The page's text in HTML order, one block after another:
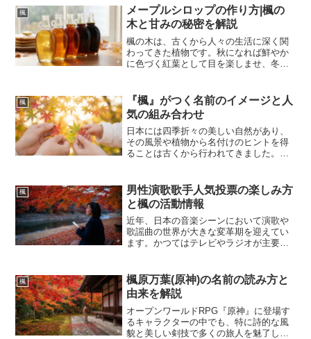
楓
メープルシロップの作り方|楓の
木と甘みの秘密を解説
楓の木は、古くから人々の生活に深く関
わってきた植物です。秋になれば鮮やか
に色づく紅葉として目を楽しませ、冬か
の樹液を丁寧に煮詰めることで作られる
のが、黄金色に輝くメープ...
楓
『楓』がつく名前のイメージと人
気の組み合わせ
日本には四季折々の美しい自然があり、
その風景や植物から名付けのヒントを得
ることは古くから行われてきました。中
やすいことから、時代を問わず多くの親
御さんに支持されています...
楓
男性演歌歌手人気投票の楽しみ方
と楓の活動情報
近年、日本の音楽シーンにおいて演歌や
歌謡曲の世界が大きな変革期を迎えてい
ます。かつてはテレビやラジオが主要な
劇的に変化しました。その中で特に注目
を集めているのが、ファン...
楓
楓原万葉(原神)の名前の読み方と
由来を解説
オープンワールドRPG『原神』に登場す
るキャラクターの中でも、特に詩的な風
貌と美しい剣技で多くの旅人を魅了して